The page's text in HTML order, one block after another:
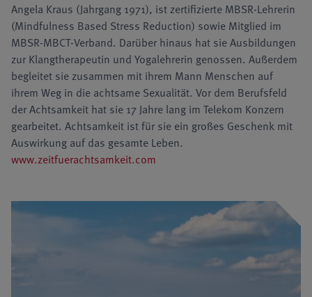
Angela Kraus (Jahrgang 1971), ist zertifizierte MBSR-Lehrerin
(Mindfulness Based Stress Reduction) sowie Mitglied im
MBSR-MBCT-Verband. Darüber hinaus hat sie Ausbildungen
zur Klangtherapeutin und Yogalehrerin genossen. Außerdem
begleitet sie zusammen mit ihrem Mann Menschen auf
ihrem Weg in die achtsame Sexualität. Vor dem Berufsfeld
der Achtsamkeit hat sie 17 Jahre lang im Telekom Konzern
gearbeitet. Achtsamkeit ist für sie ein großes Geschenk mit
Auswirkung auf das gesamte Leben.
www.zeitfuerachtsamkeit.com